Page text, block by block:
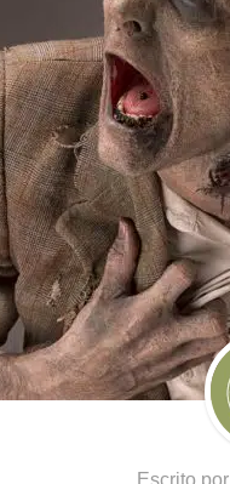
Escrito por